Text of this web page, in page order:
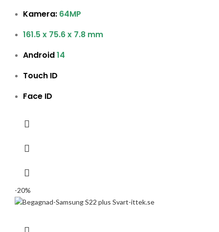
Kamera: 64MP
161.5 x 75.6 x 7.8 mm
Android14
Touch ID
Face ID
-20%